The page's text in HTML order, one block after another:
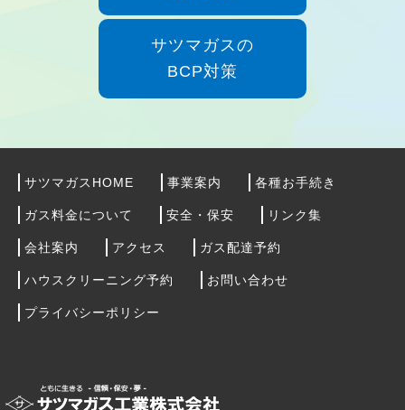
サツマガスの
BCP対策
サツマガスHOME 事業案内 各種お手続き
ガス料金について 安全・保安 リンク集
会社案内 アクセス ガス配達予約
ハウスクリーニング予約 お問い合わせ
プライバシーポリシー